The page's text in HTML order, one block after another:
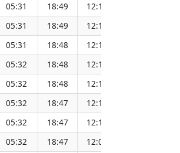
05:31 18:49 12:10
05:31 18:49 12:10
05:31 18:48 12:10
05:32 18:48 12:10
05:32 18:48 12:10
05:32 18:47 12:10
05:32 18:47 12:10
05:32 18:47 12:09